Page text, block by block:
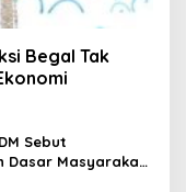
Begal Tak
Sebut
Dasar Masyarakat